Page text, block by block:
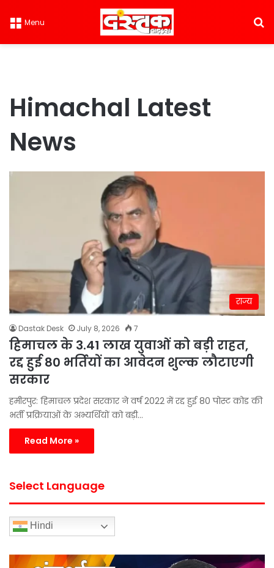
Menu
Himachal Latest
News
राज्य
Dastak Desk July 8, 2026 7
हिमाचल के 3.41 लाख युवाओं को बड़ी राहत,
रद्द हुई 80 भर्तियों का आवेदन शुल्क लौटाएगी
सरकार
हमीरपुर: हिमाचल प्रदेश सरकार ने वर्ष 2022 में रद्द हुई 80 पोस्ट कोड की
भर्ती प्रक्रियाओं के अभ्यर्थियों को बड़ी…
Read More »
Select Language
Hindi